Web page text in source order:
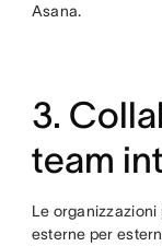
Asana.
3.
team
Le
esterne per